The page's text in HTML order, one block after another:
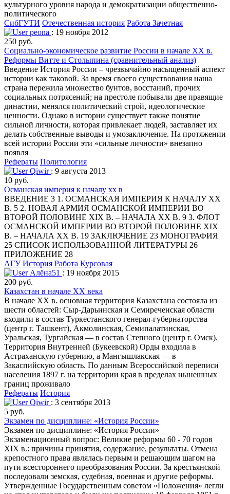
культурного уровня народа и демократизации общественно-
политического
СибГУТИ Отечественная история Работа Зачетная
peona : 19 ноября 2012
250 руб.
Социально-экономическое развитие России в начале XX в.
Реформы Витте и Столыпина (сравнительный анализ)
Введение История России – чрезвычайно насыщенный аспект
истории как таковой. За время своего существования наша
страна пережила множество бунтов, восстаний, прочих
социальных потрясений; на престоле побывали две правящие
династии, менялся политический строй, идеологические
ценности. Однако в истории существует также понятие
сильной личности, которая привлекает людей, заставляет их
делать собственные выводы и умозаключение. На протяжении
всей истории России эти «сильные личности» внезапно
появля
Рефераты Политология
Qiwir : 9 августа 2013
10 руб.
Османская империя к началу xx в
ВВЕДЕНИЕ 3 1. ОСМАНСКАЯ ИМПЕРИЯ К НАЧАЛУ XX
В. 5 2. НОВАЯ АРМИЯ ОСМАНСКОЙ ИМПЕРИИ ВО
ВТОРОЙ ПОЛОВИНЕ XIX В. – НАЧАЛА XX В. 9 3. ФЛОТ
ОСМАНСКОЙ ИМПЕРИИ ВО ВТОРОЙ ПОЛОВИНЕ XIX
В. – НАЧАЛА XX В. 19 ЗАКЛЮЧЕНИЕ 23 МОНОГРАФИЯ
25 СПИСОК ИСПОЛЬЗОВАННОЙ ЛИТЕРАТУРЫ 26
ПРИЛОЖЕНИЕ 28
АГУ История Работа Курсовая
Алёна51 : 19 ноября 2015
200 руб.
Казахстан в начале XX века
В начале XX в. основная территория Казахстана состояла из
шести областей: Сыр-Дарьинская и Семиреченская области
входили в состав Туркестанского генерал-губернаторства
(центр г. Ташкент), Акмолинская, Семипалатинская,
Уральская, Тургайская — в состав Степного (центр г. Омск).
Территория Внутренней (Букеевской) Орды входила в
Астраханскую губернию, а Мангышлакская — в
Закаспийскую область. По данным Всероссийской переписи
населения 1897 г. на террито­рии края в пределах нынешных
границ проживало
Рефераты История
Qiwir : 3 сентября 2013
5 руб.
Экзамен по дисциплине: «История России»
Экзамен по дисциплине: «История России»
Экзаменационный вопрос: Великие реформы 60 - 70 годов
XIX в.: причины принятия, содержание, результаты. Отмена
крепостного права являлась первым и решающим шагом на
пути всестороннего преобразования России. За крестьянской
последовали земская, судебная, военная и другие реформы.
Утвержденные Государственным советом «Положения» легли